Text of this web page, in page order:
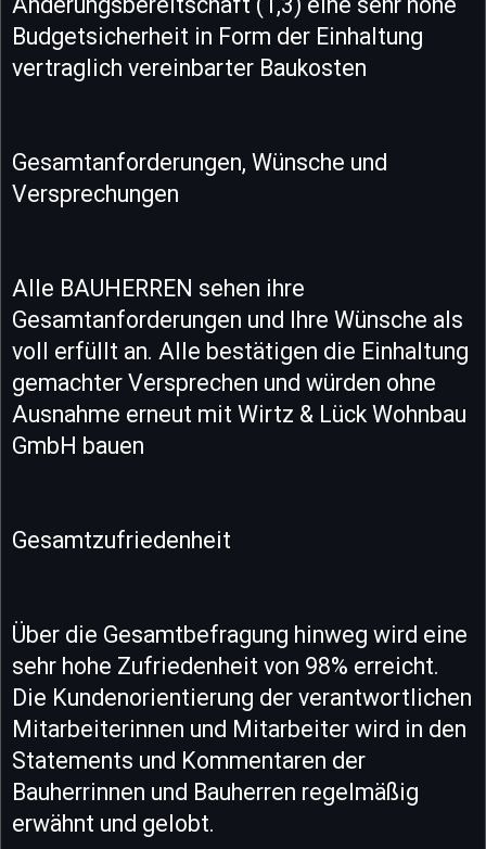
Budgetsicherheit in Form der Einhaltung
vertraglich vereinbarter Baukosten
Gesamtanforderungen, Wünsche und
Versprechungen
Alle BAUHERREN sehen ihre
Gesamtanforderungen und Ihre Wünsche als
voll erfüllt an. Alle bestätigen die Einhaltung
gemachter Versprechen und würden ohne
Ausnahme erneut mit Wirtz & Lück Wohnbau
GmbH bauen
Gesamtzufriedenheit
Über die Gesamtbefragung hinweg wird eine
sehr hohe Zufriedenheit von 98% erreicht.
Die Kundenorientierung der verantwortlichen
Mitarbeiterinnen und Mitarbeiter wird in den
Statements und Kommentaren der
Bauherrinnen und Bauherren regelmäßig
erwähnt und gelobt.